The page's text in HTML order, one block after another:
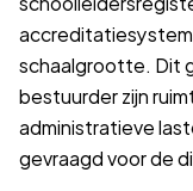
schaalgrootte. Dit
bestuurder zijn
administratieve
gevraagd voor de